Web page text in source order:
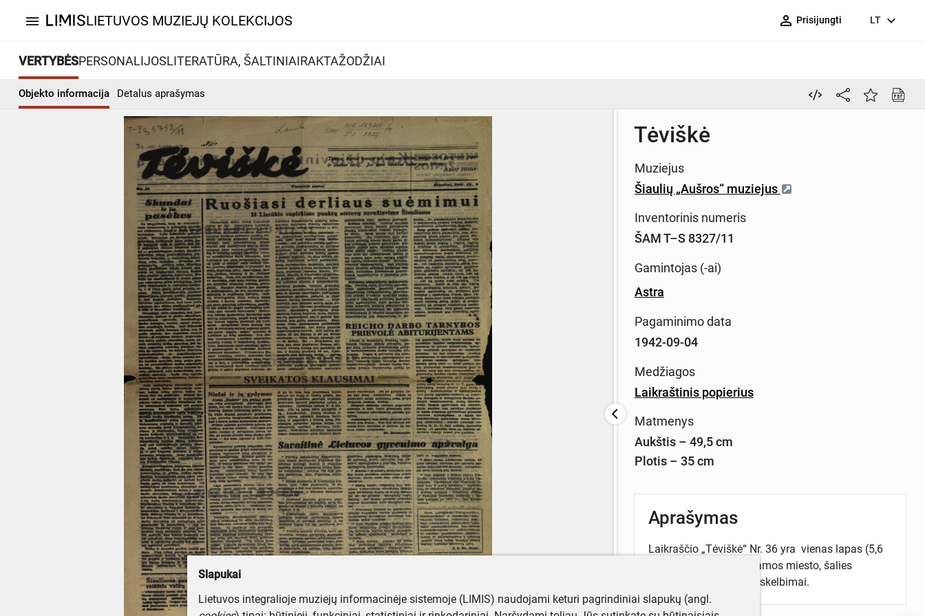
menu LIETUVOS MUZIEJŲ KOLEKCIJOS person_outline Prisijungti LT expand_more
VERTYBĖSPERSONALIJOSLITERATŪRA, ŠALTINIAIRAKTAŽODŽIAI
Objekto informacija Detalus aprašymas
Tėviškė
Muziejus
Šiaulių „Aušros“ muziejus
Inventorinis numeris
ŠAM T–S 8327/11
Gamintojas (-ai)
Astra
Pagaminimo data
1942-09-04
Medžiagos
Laikraštinis popierius
Matmenys
Aukštis – 49,5 cm
Plotis – 35 cm
Aprašymas
Laikraščio „Tėviškė“ Nr. 36 yra vienas lapas (5,6
p. ), kuriame spausdinamos miesto, šalies
naujienos, pranešimai, skelbimai.
Slapukai
Lietuvos integralioje muziejų informacinėje sistemoje (LIMIS) naudojami keturi pagrindiniai slapukų (angl.